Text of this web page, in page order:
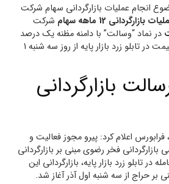
انجام عملیات بازارگردانی سهام شرکت
بازارگردانی 12 ماهه سهام
شرکت
در نماد “وسالت” با دامنه مظنه یک درصد
کمتر از دامنه مجاز نوسان قیمت در تابلو زرد بازار پایه از روز سه شنبه 1
بازارگردانی
، فرابورس اعلام کرد: پیرو مجوز فعالیت و
فخر رضوی مبنی بر بازارگردانی
تابلو زرد بازار پایه، بازارگردانی این
بر حراج از سه شنبه اول آذر آغاز شد.